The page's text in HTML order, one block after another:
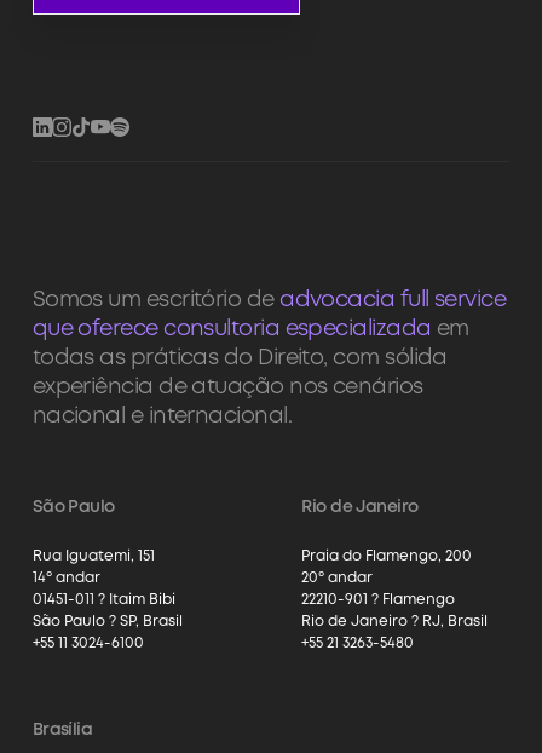
Somos um escritório de advocacia full service
que oferece consultoria especializada em
todas as práticas do Direito, com sólida
experiência de atuação nos cenários
nacional e internacional.
São Paulo
Rua Iguatemi, 151
14º andar
01451-011 ? Itaim Bibi
São Paulo ? SP, Brasil
+55 11 3024-6100
Rio de Janeiro
Praia do Flamengo, 200
20º andar
22210-901 ? Flamengo
Rio de Janeiro ? RJ, Brasil
+55 21 3263-5480
Brasília